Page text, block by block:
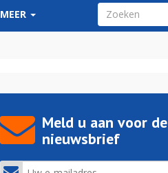
MEER ZOEKVELD
Meld u aan voor de
nieuwsbrief